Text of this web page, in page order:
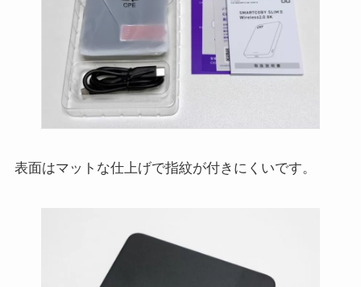
表面はマットな仕上げで指紋が付きにくいです。